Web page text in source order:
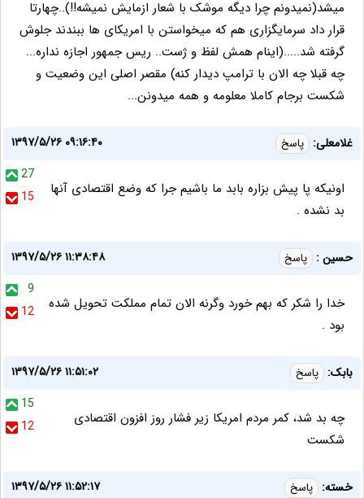
میشد(نمیدونم چرا دیگه موشک با شعار ازمایش نمیشه!!)..چهارتا
قرار داد سرمایگزاری هم که میخواستن با امریکای ها ببندند جلوش
گرفته شد.....(اینام همش لفظ و ژست.. ریس جمهور اجازه نداره...
چه قبلا چه الان با ترامپ دیدار کنه) مقصر اصلی این وضعیت و
شکست برجام کاملا معلومه و همه میدونن...
غلامعلی: پاسخ
۱۳۹۷/۵/۲۶ ۰۹:۱۶:۴۰
27
15
اونیکه پا پیش بزاره بابد ما باشیم جرا که وضع اقتصادی آنها
بد نشده .
حسین : پاسخ
۱۳۹۷/۵/۲۶ ۱۱:۳۸:۴۸
9
12
خدا را شکر که بهم خورد وگرنه الان تمام مملکت تحویل شده
بود .
بابک: پاسخ
۱۳۹۷/۵/۲۶ ۱۱:۵۱:۰۲
15
12
چه بد شد، کمر مردم امریکا زیر فشار روز افزون اقتصادی
شکست
خسته: پاسخ
۱۳۹۷/۵/۲۶ ۱۱:۵۲:۱۷